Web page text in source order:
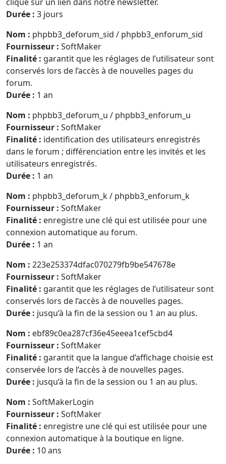
Durée : 3 jours
Nom : phpbb3_deforum_sid / phpbb3_enforum_sid
Fournisseur : SoftMaker
Finalité : garantit que les réglages de l’utilisateur sont
conservés lors de l’accès à de nouvelles pages du
forum.
Durée : 1 an
Nom : phpbb3_deforum_u / phpbb3_enforum_u
Fournisseur : SoftMaker
Finalité : identification des utilisateurs enregistrés
dans le forum ; différenciation entre les invités et les
utilisateurs enregistrés.
Durée : 1 an
Nom : phpbb3_deforum_k / phpbb3_enforum_k
Fournisseur : SoftMaker
Finalité : enregistre une clé qui est utilisée pour une
connexion automatique au forum.
Durée : 1 an
Nom : 223e253374dfac070279fb9be547678e
Fournisseur : SoftMaker
Finalité : garantit que les réglages de l’utilisateur sont
conservés lors de l’accès à de nouvelles pages.
Durée : jusqu’à la fin de la session ou 1 an au plus.
Nom : ebf89c0ea287cf36e45eeea1cef5cbd4
Fournisseur : SoftMaker
Finalité : garantit que la langue d’affichage choisie est
conservée lors de l’accès à de nouvelles pages.
Durée : jusqu’à la fin de la session ou 1 an au plus.
Nom : SoftMakerLogin
Fournisseur : SoftMaker
Finalité : enregistre une clé qui est utilisée pour une
connexion automatique à la boutique en ligne.
Durée : 10 ans